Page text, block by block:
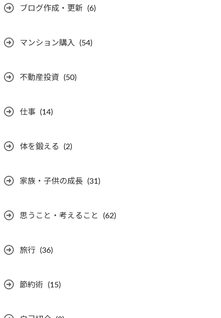
ブログ作成・更新 (6)
マンション購入 (54)
不動産投資 (50)
仕事 (14)
体を鍛える (2)
家族・子供の成長 (31)
思うこと・考えること (62)
旅行 (36)
節約術 (15)